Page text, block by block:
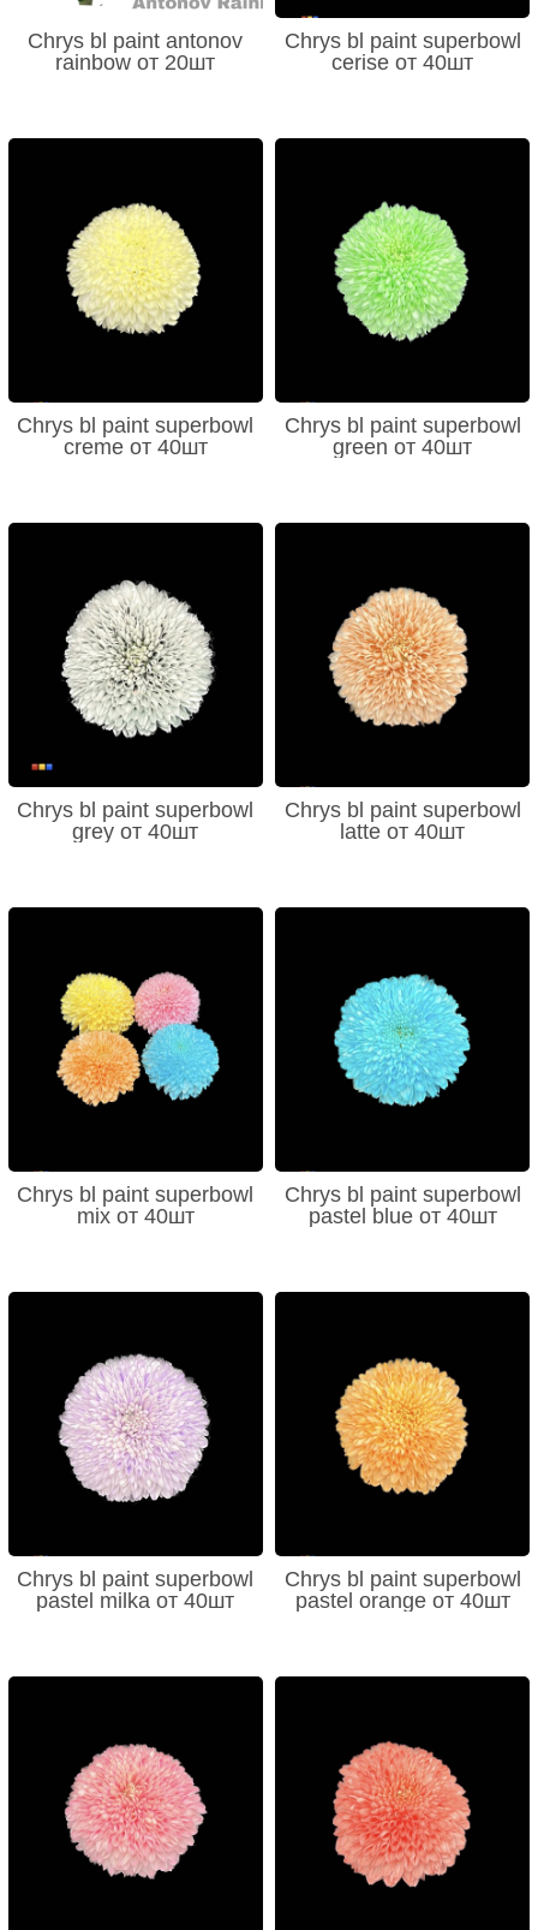
Chrys bl paint antonov
rainbow от 20шт
Chrys bl paint superbowl
cerise от 40шт
Chrys bl paint superbowl
creme от 40шт
Chrys bl paint superbowl
green от 40шт
Chrys bl paint superbowl
grey от 40шт
Chrys bl paint superbowl
latte от 40шт
Chrys bl paint superbowl
mix от 40шт
Chrys bl paint superbowl
pastel blue от 40шт
Chrys bl paint superbowl
pastel milka от 40шт
Chrys bl paint superbowl
pastel orange от 40шт